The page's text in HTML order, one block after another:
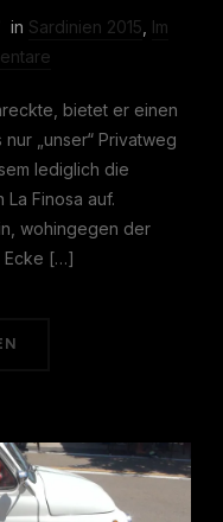
in Sardinien 2015 Im
bietet er einen
„unser“ Privatweg
lediglich die
Finosa auf.
wohingegen der
Ecke […]